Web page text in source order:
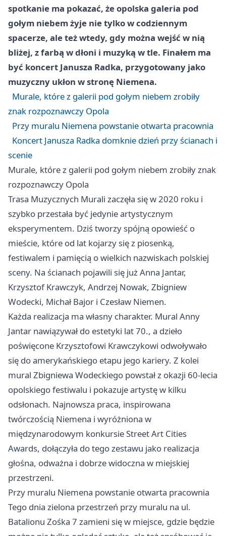
spotkanie ma pokazać, że opolska galeria pod
gołym niebem żyje nie tylko w codziennym
spacerze, ale też wtedy, gdy można wejść w nią
bliżej, z farbą w dłoni i muzyką w tle. Finałem ma
być koncert Janusza Radka, przygotowany jako
muzyczny ukłon w stronę Niemena.
Murale, które z galerii pod gołym niebem zrobiły
znak rozpoznawczy Opola
Przy muralu Niemena powstanie otwarta pracownia
Koncert Janusza Radka domknie dzień przy ścianach i
scenie
Murale, które z galerii pod gołym niebem zrobiły znak
rozpoznawczy Opola
Trasa Muzycznych Murali zaczęła się w 2020 roku i
szybko przestała być jedynie artystycznym
eksperymentem. Dziś tworzy spójną opowieść o
mieście, które od lat kojarzy się z piosenką,
festiwalem i pamięcią o wielkich nazwiskach polskiej
sceny. Na ścianach pojawili się już Anna Jantar,
Krzysztof Krawczyk, Andrzej Nowak, Zbigniew
Wodecki, Michał Bajor i Czesław Niemen.
Każda realizacja ma własny charakter. Mural Anny
Jantar nawiązywał do estetyki lat 70., a dzieło
poświęcone Krzysztofowi Krawczykowi odwoływało
się do amerykańskiego etapu jego kariery. Z kolei
mural Zbigniewa Wodeckiego powstał z okazji 60-lecia
opolskiego festiwalu i pokazuje artystę w kilku
odsłonach. Najnowsza praca, inspirowana
twórczością Niemena i wyróżniona w
międzynarodowym konkursie Street Art Cities
Awards, dołączyła do tego zestawu jako realizacja
głośna, odważna i dobrze widoczna w miejskiej
przestrzeni.
Przy muralu Niemena powstanie otwarta pracownia
Tego dnia zielona przestrzeń przy muralu na ul.
Batalionu Zośka 7 zamieni się w miejsce, gdzie będzie